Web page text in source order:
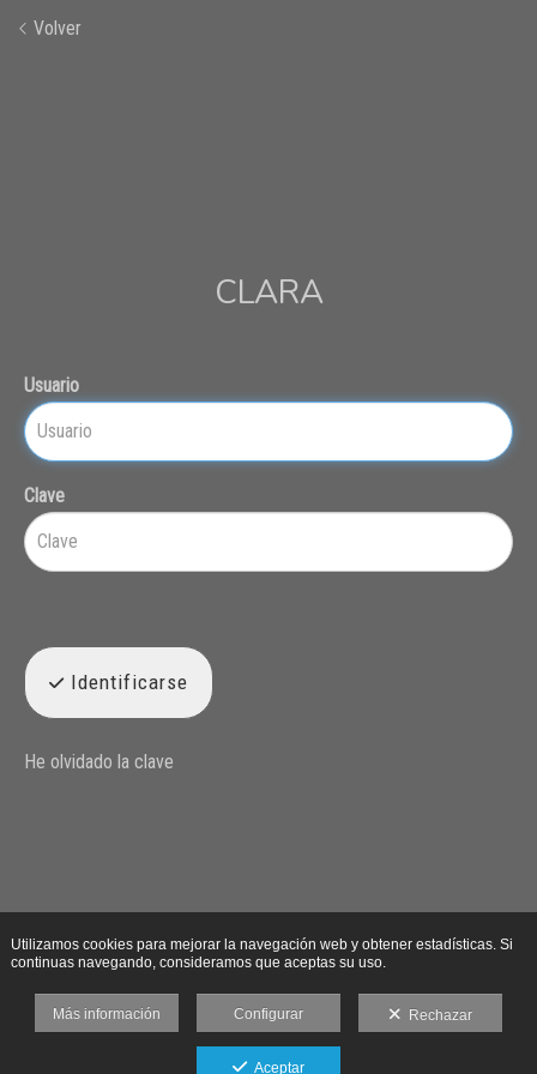
Volver
CLARA
Usuario
Clave
Identificarse
He olvidado la clave
Utilizamos cookies para mejorar la navegación web y obtener estadísticas. Si
continuas navegando, consideramos que aceptas su uso.
Más información Configurar Rechazar
Aceptar